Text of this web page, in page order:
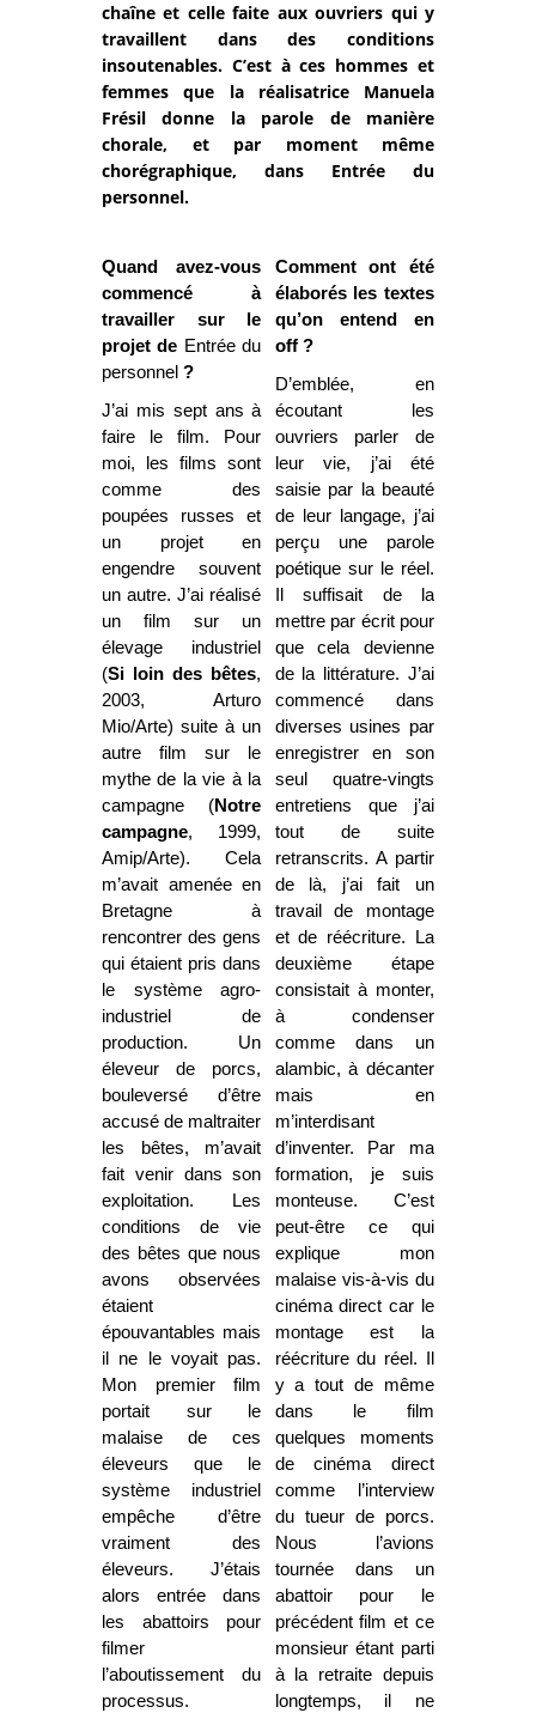
chaîne et celle faite aux ouvriers qui y
travaillent dans des conditions
insoutenables. C’est à ces hommes et
femmes que la réalisatrice Manuela
Frésil donne la parole de manière
chorale, et par moment même
chorégraphique, dans Entrée du
personnel.
Quand avez-vous
commencé à
travailler sur le
projet de Entrée du
personnel ?
J’ai mis sept ans à
faire le film. Pour
moi, les films sont
comme des
poupées russes et
un projet en
engendre souvent
un autre. J’ai réalisé
un film sur un
élevage industriel
(Si loin des bêtes,
2003, Arturo
Mio/Arte) suite à un
autre film sur le
mythe de la vie à la
campagne (Notre
campagne, 1999,
Amip/Arte). Cela
m’avait amenée en
Bretagne à
rencontrer des gens
qui étaient pris dans
le système agro-
industriel de
production. Un
éleveur de porcs,
bouleversé d’être
accusé de maltraiter
les bêtes, m’avait
fait venir dans son
exploitation. Les
conditions de vie
des bêtes que nous
avons observées
étaient
épouvantables mais
il ne le voyait pas.
Mon premier film
portait sur le
malaise de ces
éleveurs que le
système industriel
empêche d’être
vraiment des
éleveurs. J’étais
alors entrée dans
les abattoirs pour
filmer
l’aboutissement du
processus.
Comment ont été
élaborés les textes
qu’on entend en
off ?
D’emblée, en
écoutant les
ouvriers parler de
leur vie, j’ai été
saisie par la beauté
de leur langage, j’ai
perçu une parole
poétique sur le réel.
Il suffisait de la
mettre par écrit pour
que cela devienne
de la littérature. J’ai
commencé dans
diverses usines par
enregistrer en son
seul quatre-vingts
entretiens que j’ai
tout de suite
retranscrits. A partir
de là, j’ai fait un
travail de montage
et de réécriture. La
deuxième étape
consistait à monter,
à condenser
comme dans un
alambic, à décanter
mais en
m’interdisant
d’inventer. Par ma
formation, je suis
monteuse. C’est
peut-être ce qui
explique mon
malaise vis-à-vis du
cinéma direct car le
montage est la
réécriture du réel. Il
y a tout de même
dans le film
quelques moments
de cinéma direct
comme l’interview
du tueur de porcs.
Nous l’avions
tournée dans un
abattoir pour le
précédent film et ce
monsieur étant parti
à la retraite depuis
longtemps, il ne